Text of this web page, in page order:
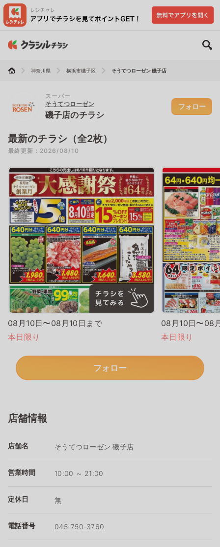
神奈川県 横浜市磯子区 そうてつローゼン 磯子店
スーパー
そうてつローゼン
磯子店のチラシ
フォロー
最新のチラシ（全2枚）
最終更新：2026/08/10
08月10日〜08月10日まで
本日限り
08月10日〜08
本日限り
フォロー
店舗情報
店舗名 そうてつローゼン 磯子店
営業時間 10:00 ～ 21:00
定休日 無
電話番号 045-750-3760